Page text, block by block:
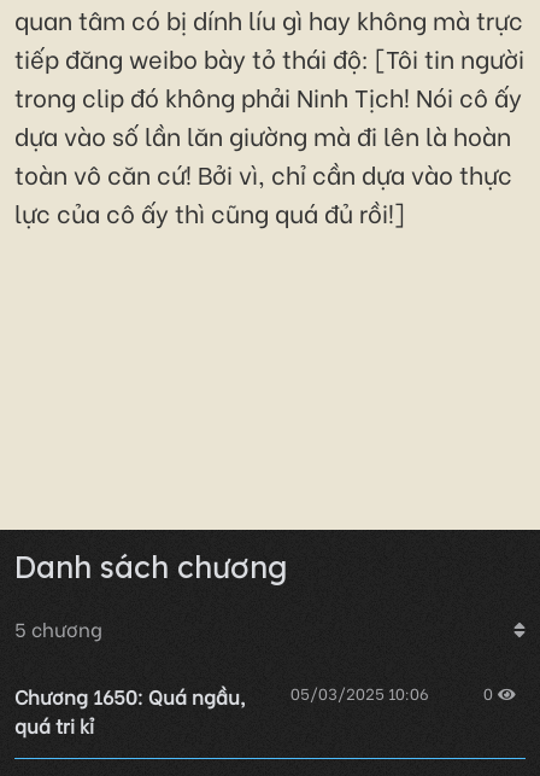
quan tâm có bị dính líu gì hay không mà trực
tiếp đăng weibo bày tỏ thái độ: [Tôi tin người
trong clip đó không phải Ninh Tịch! Nói cô ấy
dựa vào số lần lăn giường mà đi lên là hoàn
toàn vô căn cứ! Bởi vì, chỉ cần dựa vào thực
lực của cô ấy thì cũng quá đủ rồi!]
Danh sách chương
5 chương
Chương 1650: Quá ngầu,
quá tri kỉ
05/03/2025 10:06 0